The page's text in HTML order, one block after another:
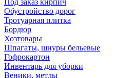
Под заказ кирпич
Обустройство дорог
Тротуарная плитка
Бордюр
Хозтовары
Шпагаты, шнуры бельевые
Гофрокартон
Инвентарь для уборки
Веники, метлы